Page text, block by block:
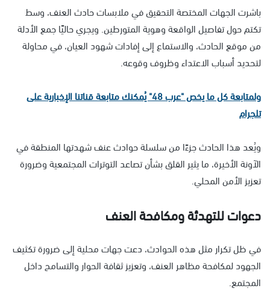
باشرت الجهات المختصة التحقيق في ملابسات حادث العنف، وسط
تكتم حول تفاصيل الواقعة وهوية المتورطين. ويجري حاليًا جمع الأدلة
من موقع الحادث، والاستماع إلى إفادات شهود العيان، في محاولة
لتحديد أسباب الاعتداء وظروف وقوعه.
ولمتابعة كل ما يخص "عرب 48" يُمكنك متابعة قناتنا الإخبارية على
تلجرام
ويُعد هذا الحادث جزءًا من سلسلة حوادث عنف شهدتها المنطقة في
الآونة الأخيرة، ما يثير القلق بشأن تصاعد التوترات المجتمعية وضرورة
تعزيز الأمن المحلي.
دعوات للتهدئة ومكافحة العنف
في ظل تكرار مثل هذه الحوادث، دعت جهات محلية إلى ضرورة تكثيف
الجهود لمكافحة مظاهر العنف، وتعزيز ثقافة الحوار والتسامح داخل
المجتمع.